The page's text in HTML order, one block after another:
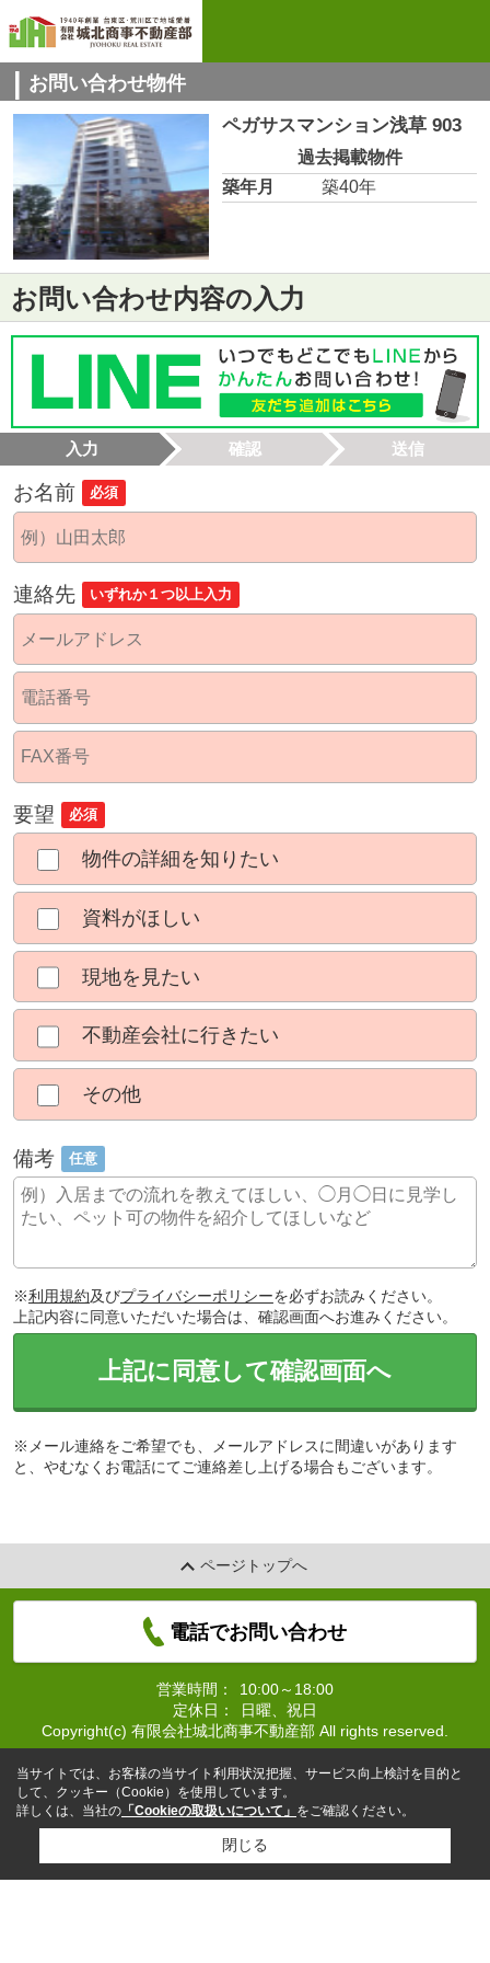
お問い合わせ物件
ペガサスマンション浅草 903
過去掲載物件
築年月
築40年
お問い合わせ内容の入力
入力 確認 送信
お名前 必須
連絡先 いずれか１つ以上入力
要望 必須
物件の詳細を知りたい
資料がほしい
現地を見たい
不動産会社に行きたい
その他
備考 任意
※利用規約及びプライバシーポリシーを必ずお読みください。
上記内容に同意いただいた場合は、確認画面へお進みください。
上記に同意して確認画面へ
※メール連絡をご希望でも、メールアドレスに間違いがあります
と、やむなくお電話にてご連絡差し上げる場合もございます。
ページトップへ
電話でお問い合わせ
営業時間：
10:00～18:00
定休日：
日曜、祝日
Copyright(c) 有限会社城北商事不動産部 All rights reserved.
当サイトでは、お客様の当サイト利用状況把握、サービス向上検討を目的と
して、クッキー（Cookie）を使用しています。
詳しくは、当社の 「Cookieの取扱いについて」 をご確認ください。
閉じる